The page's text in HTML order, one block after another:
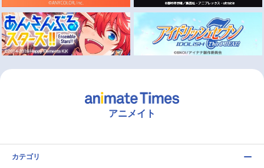
アニメイト
カテゴリ